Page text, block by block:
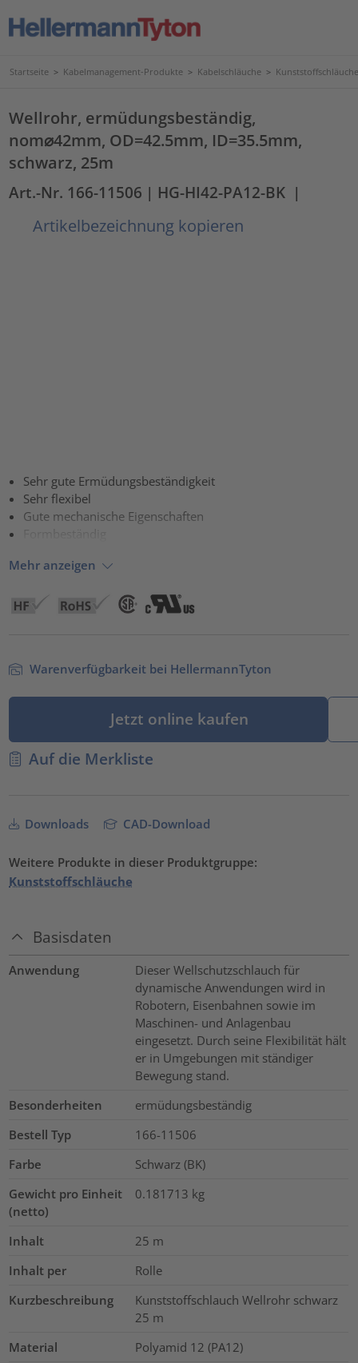
Startseite > Kabelmanagement-Produkte > Kabelschläuche >
Wellrohr, ermüdungsbeständig,
nom⌀42mm, OD=42.5mm, ID=35.5mm,
schwarz, 25m
Art.-Nr. 166-11506 | HG-HI42-PA12-BK |
Artikelbezeichnung kopieren
Sehr gute Ermüdungsbeständigkeit
Sehr flexibel
Gute mechanische Eigenschaften
Mehr anzeigen
Warenverfügbarkeit bei HellermannTyton
Jetzt online kaufen
Auf die Merkliste
Downloads CAD-Download
Weitere Produkte in dieser Produktgruppe:
Kunststoffschläuche
Basisdaten
Anwendung
Dieser Wellschutzschlauch für
dynamische Anwendungen wird in
Robotern, Eisenbahnen sowie im
Maschinen- und Anlagenbau
eingesetzt. Durch seine Flexibilität hält
er in Umgebungen mit ständiger
Bewegung stand.
Besonderheiten
ermüdungsbeständig
Bestell Typ
166-11506
Farbe
Schwarz (BK)
Gewicht pro Einheit
(netto)
0.181713 kg
Inhalt 25 m
Inhalt per
Rolle
Kurzbeschreibung
Kunststoffschlauch Wellrohr schwarz
25 m
Material
Polyamid 12 (PA12)